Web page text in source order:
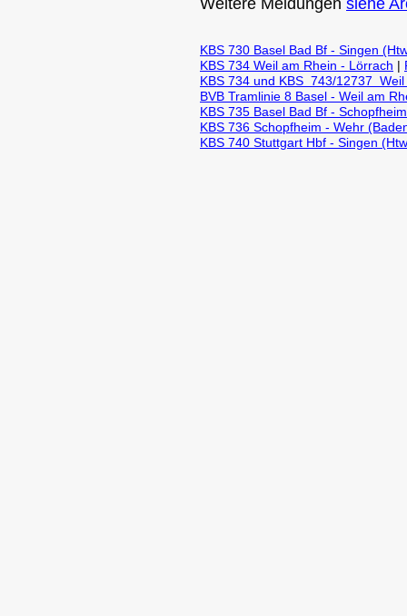
Weitere Meldungen siehe
KBS 730 Basel Bad Bf - Singen
KBS 734 Weil am Rhein - Lörrach |
KBS 734 und KBS 743/12737
BVB Tramlinie 8 Basel - Weil am
KBS 735 Basel Bad Bf -
KBS 736 Schopfheim - Wehr
KBS 740 Stuttgart Hbf - Singen